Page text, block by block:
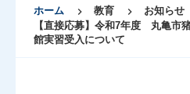
ホーム 教育
お知らせ
【直接応募】令和7年度 丸亀市
館実習受入について